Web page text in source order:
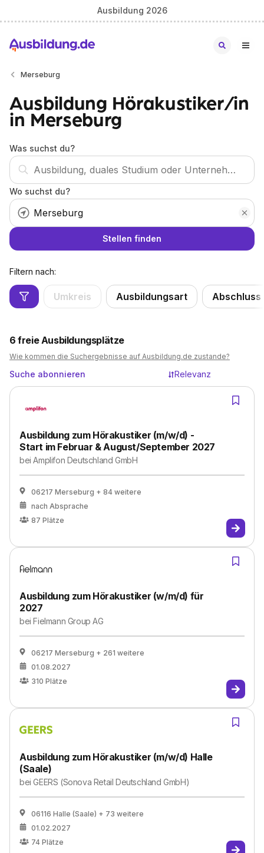
Ausbildung 2026
Merseburg
Ausbildung Hörakustiker/in
in Merseburg
Was suchst du?
Wo suchst du?
Stellen finden
Filtern nach:
Umkreis Ausbildungsart Abschluss
6 freie Ausbildungsplätze
Wie kommen die Suchergebnisse auf Ausbildung.de zustande?
Suche abonnieren Relevanz
Ausbildung zum Hörakustiker (m/w/d) -
Start im Februar & August/September 2027
beiAmplifon Deutschland GmbH
06217 Merseburg + 84 weitere
nach Absprache
87 Plätze
Ausbildung zum Hörakustiker (w/m/d) für
2027
beiFielmann Group AG
06217 Merseburg + 261 weitere
01.08.2027
310 Plätze
Ausbildung zum Hörakustiker (m/w/d) Halle
(Saale)
beiGEERS (Sonova Retail Deutschland GmbH)
06116 Halle (Saale) + 73 weitere
01.02.2027
74 Plätze